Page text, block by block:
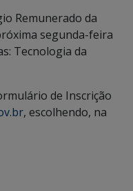
Remunerado da
segunda-feira
Tecnologia da
de Inscrição
, escolhendo, na